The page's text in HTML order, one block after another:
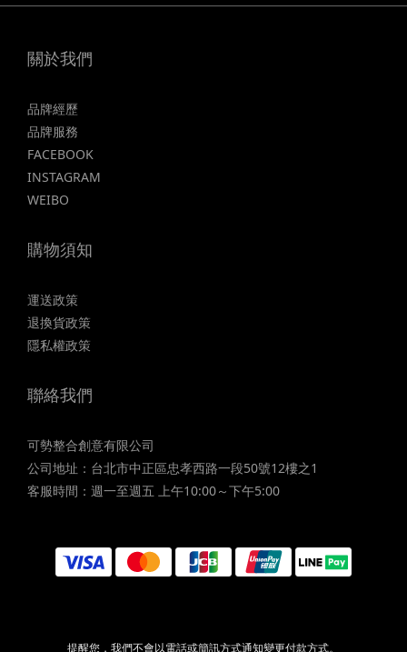
關於我們
品牌經歷
品牌服務
FACEBOOK
INSTAGRAM
WEIBO
購物須知
運送政策
退換貨政策
隱私權政策
聯絡我們
可勢整合創意有限公司
公司地址：台北市中正區忠孝西路一段50號12樓之1
客服時間：週一至週五 上午10:00～下午5:00
提醒您，我們不會以電話或簡訊方式通知變更付款方式。